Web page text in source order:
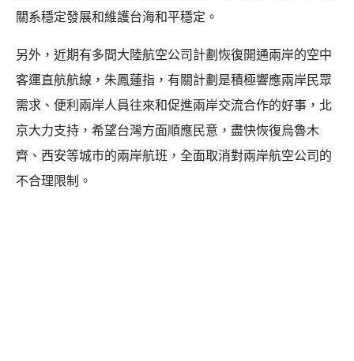
關系穩定發展和維護台海和平穩定。
另外，近期有多間大陸航空公司計劃恢復開通兩岸的空中
客運直航航線，朱鳳蓮指，有關計劃是積極響應兩岸民眾
需求、便利兩岸人員往來和促進兩岸交流合作的好事，北
京大力支持，希望台灣方面順應民意，盡快恢復烏魯木
齊、西安等城市的兩岸航班，全面取消對兩岸航空公司的
不合理限制。